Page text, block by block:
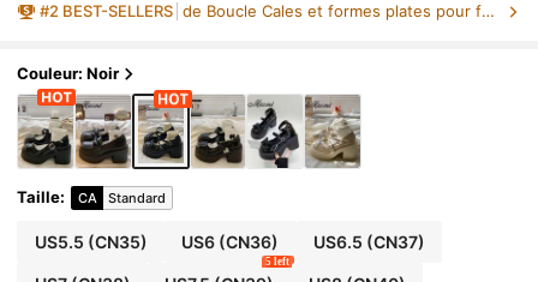
vec augmentation de la taille petite, mocassi
#2 BEST-SELLERS de Boucle Cales et formes plates pour femmes
Couleur: Noir
Taille: CA Standard
US5.5 (CN35) US6 (CN36) US6.5 (CN37)
5 left